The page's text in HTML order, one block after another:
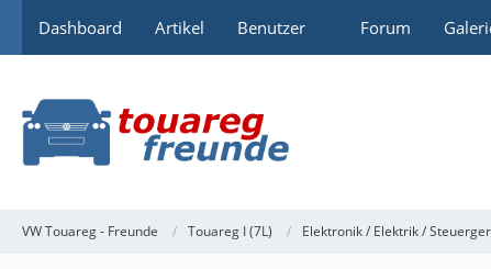
Dashboard Artikel Benutzer Forum
VW Touareg - Freunde Touareg I (7L) Elektronik / Elektrik /